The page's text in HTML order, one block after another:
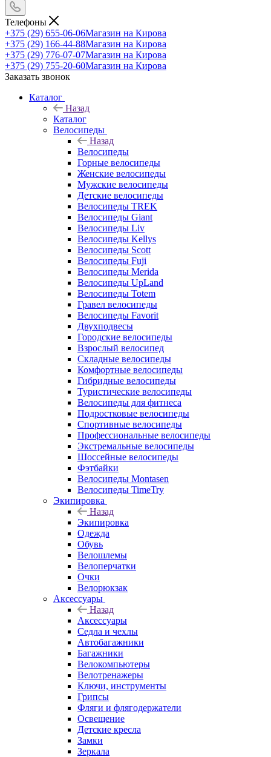
Телефоны
+375 (29) 655-06-06Магазин на Кирова
+375 (29) 166-44-88Магазин на Кирова
+375 (29) 776-07-07Магазин на Кирова
+375 (29) 755-20-60Магазин на Кирова
Заказать звонок
Каталог
Назад
Каталог
Велосипеды
Назад
Велосипеды
Горные велосипеды
Женские велосипеды
Мужские велосипеды
Детские велосипеды
Велосипеды TREK
Велосипеды Giant
Велосипеды Liv
Велосипеды Kellys
Велосипеды Scott
Велосипеды Fuji
Велосипеды Merida
Велосипеды UpLand
Велосипеды Totem
Гравел велосипеды
Велосипеды Favorit
Двухподвесы
Городские велосипеды
Взрослый велосипед
Складные велосипеды
Комфортные велосипеды
Гибридные велосипеды
Туристические велосипеды
Велосипеды для фитнеса
Подростковые велосипеды
Спортивные велосипеды
Профессиональные велосипеды
Экстремальные велосипеды
Шоссейные велосипеды
Фэтбайки
Велосипеды Montasen
Велосипеды TimeTry
Экипировка
Назад
Экипировка
Одежда
Обувь
Велошлемы
Велоперчатки
Очки
Велорюкзак
Аксессуары
Назад
Аксессуары
Седла и чехлы
Автобагажники
Багажники
Велокомпьютеры
Велотренажеры
Ключи, инструменты
Грипсы
Фляги и флягодержатели
Освещение
Детские кресла
Замки
Зеркала